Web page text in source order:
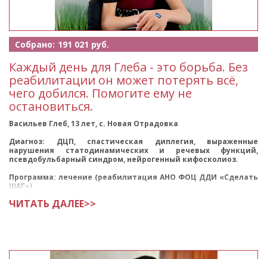
Собрано: 191 021 руб.
Каждый день для Глеба - это борьба. Без
реабилитации он может потерять всё,
чего добился. Помогите ему не
остановиться.
Васильев Глеб, 13 лет, с. Новая Отрадовка
Диагноз: ДЦП, спастическая диплегия, выраженные
нарушения статодинамических и речевых функций,
псевдобульбарный синдром, нейрогенный кифосколиоз.
Программа: лечение (реабилитация АНО ФОЦ ДДИ «Сделать
ШАГ»)
Глеб — ребёнок, за жиз
ЧИТАТЬ ДАЛЕЕ>>